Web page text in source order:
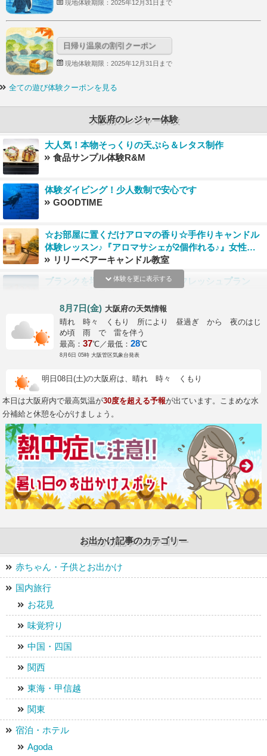
現地体験期限：2025年12月31日まで
日帰り温泉の割引クーポン
現地体験期限：2025年12月31日まで
全ての遊び体験クーポンを見る
大阪府のレジャー体験
体験を更に表示する
大人気！本物そっくりの天ぷら＆レタス制作
食品サンプル体験R&M
体験ダイビング！少人数制で安心です
GOODTIME
☆お部屋に置くだけアロマの香り☆手作りキャンドル
体験レッスン♪『アロマサシェが2個作れる♪』女性同
士の女子会カップルデートにオススメ！
リリーベアーキャンドル教室
ブランクを埋めて再デビュー！リフレッシュプラン
天ぷら＆レタス Aコース〜30分以内で出来る本格体
験！当日持ち帰りOK！〜
食品サンプルR&M
8月7日(金) 大阪府の天気情報
晴れ 時々 くもり 所により 昼過ぎ から 夜のはじ
め頃 雨 で 雷を伴う
最高： 37℃／最低： 28℃
8月6日 05時 大阪管区気象台発表
明日08日(土)の大阪府は、晴れ 時々 くもり
本日は大阪府内で最高気温が30度を超える予報が出ています。こまめな水
分補給と休憩を心がけましょう。
お出かけ記事のカテゴリー
赤ちゃん・子供とお出かけ
国内旅行
お花見
味覚狩り
中国・四国
関西
東海・甲信越
関東
宿泊・ホテル
Agoda